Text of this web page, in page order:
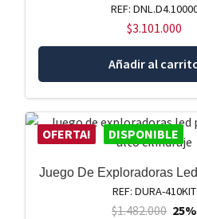
REF:
$3.101.000
Añadir al
OFERTA! DISPONIBLE
Juego De Exploradoras
REF: DURA-410KIT
$1.482.000 25%